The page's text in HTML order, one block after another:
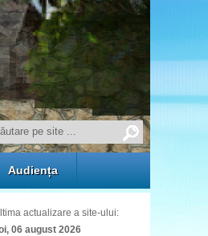
Audiența
actualizare a site-ului:
06 august 2026